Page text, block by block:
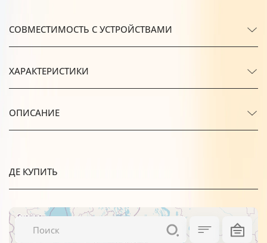
СОВМЕСТИМОСТЬ С УСТРОЙСТВАМИ
ХАРАКТЕРИСТИКИ
ОПИСАНИЕ
ДЕ КУПИТЬ